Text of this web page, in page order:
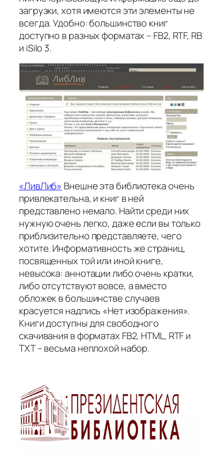
загрузки, хотя имеются эти элементы не
всегда. Удобно: большинство книг
доступно в разных форматах – FB2, RTF, RB
и iSilo 3.
«ЛивЛиб» Внешне эта библиотека очень
привлекательна, и книг в ней
представлено немало. Найти среди них
нужную очень легко, даже если вы только
приблизительно представляете, чего
хотите. Информативность же страниц,
посвященных той или иной книге,
невысока: аннотации либо очень кратки,
либо отсутствуют вовсе, а вместо
обложек в большинстве случаев
красуется надпись «Нет изображения».
Книги доступны для свободного
скачивания в форматах FB2, HTML, RTF и
TXT – весьма неплохой набор.